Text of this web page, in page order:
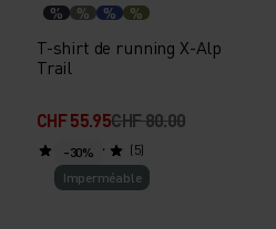
% % % %
T-shirt de running X-Alp
Trail
CHF 55.95CHF 80.00
(5)
-30%
Imperméable